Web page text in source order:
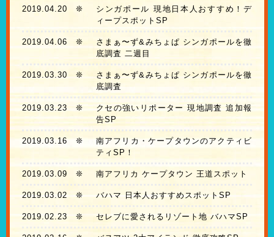
2019.04.20 ❊
シンガポール 現地日本人おすすめ！デ
ィープスポットSP
2019.04.06 ❊
さまぁ〜ず&みちょぱ シンガポールを徹
底調査 二週目
2019.03.30 ❊
さまぁ〜ず&みちょぱ シンガポールを徹
底調査
2019.03.23 ❊
クセの強いリポーター 現地調査 追加報
告SP
2019.03.16 ❊
南アフリカ・ケープタウンのアクティビ
ティSP！
2019.03.09 ❊ 南アフリカ ケープタウン 王道スポット
2019.03.02❊ バハマ 日本人おすすめスポットSP
2019.02.23 ❊ セレブに愛されるリゾート地 バハマSP